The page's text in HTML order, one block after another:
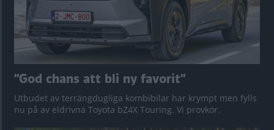
”God chans att bli ny favorit”
Utbudet av terrängdugliga kombibilar har krympt men fylls
nu på av eldrivna Toyota bZ4X Touring. Vi provkör.